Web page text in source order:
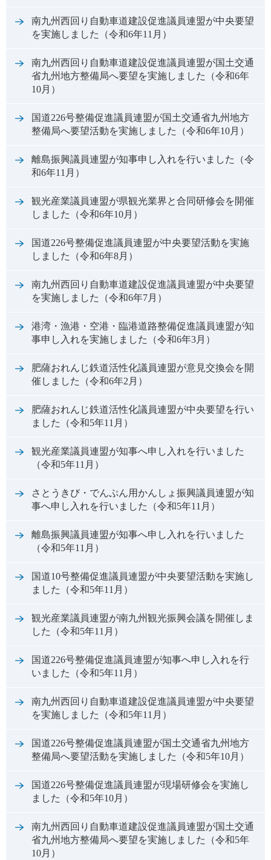
南九州西回り自動車道建設促進議員連盟が中央要望
を実施しました（令和6年11月）
南九州西回り自動車道建設促進議員連盟が国土交通
省九州地方整備局へ要望を実施しました（令和6年
10月）
国道226号整備促進議員連盟が国土交通省九州地方
整備局へ要望活動を実施しました（令和6年10月）
離島振興議員連盟が知事申し入れを行いました（令
和6年11月）
観光産業議員連盟が県観光業界と合同研修会を開催
しました（令和6年10月）
国道226号整備促進議員連盟が中央要望活動を実施
しました（令和6年8月）
南九州西回り自動車道建設促進議員連盟が中央要望
を実施しました（令和6年7月）
港湾・漁港・空港・臨港道路整備促進議員連盟が知
事申し入れを実施しました（令和6年3月）
肥薩おれんじ鉄道活性化議員連盟が意見交換会を開
催しました（令和6年2月）
肥薩おれんじ鉄道活性化議員連盟が中央要望を行い
ました（令和5年11月）
観光産業議員連盟が知事へ申し入れを行いました
（令和5年11月）
さとうきび・でんぷん用かんしょ振興議員連盟が知
事へ申し入れを行いました（令和5年11月）
離島振興議員連盟が知事へ申し入れを行いました
（令和5年11月）
国道10号整備促進議員連盟が中央要望活動を実施し
ました（令和5年11月）
観光産業議員連盟が南九州観光振興会議を開催しま
した（令和5年11月）
国道226号整備促進議員連盟が知事へ申し入れを行
いました（令和5年11月）
南九州西回り自動車道建設促進議員連盟が中央要望
を実施しました（令和5年11月）
国道226号整備促進議員連盟が国土交通省九州地方
整備局へ要望活動を実施しました（令和5年10月）
国道226号整備促進議員連盟が現場研修会を実施し
ました（令和5年10月）
南九州西回り自動車道建設促進議員連盟が国土交通
省九州地方整備局へ要望を実施しました（令和5年
10月）